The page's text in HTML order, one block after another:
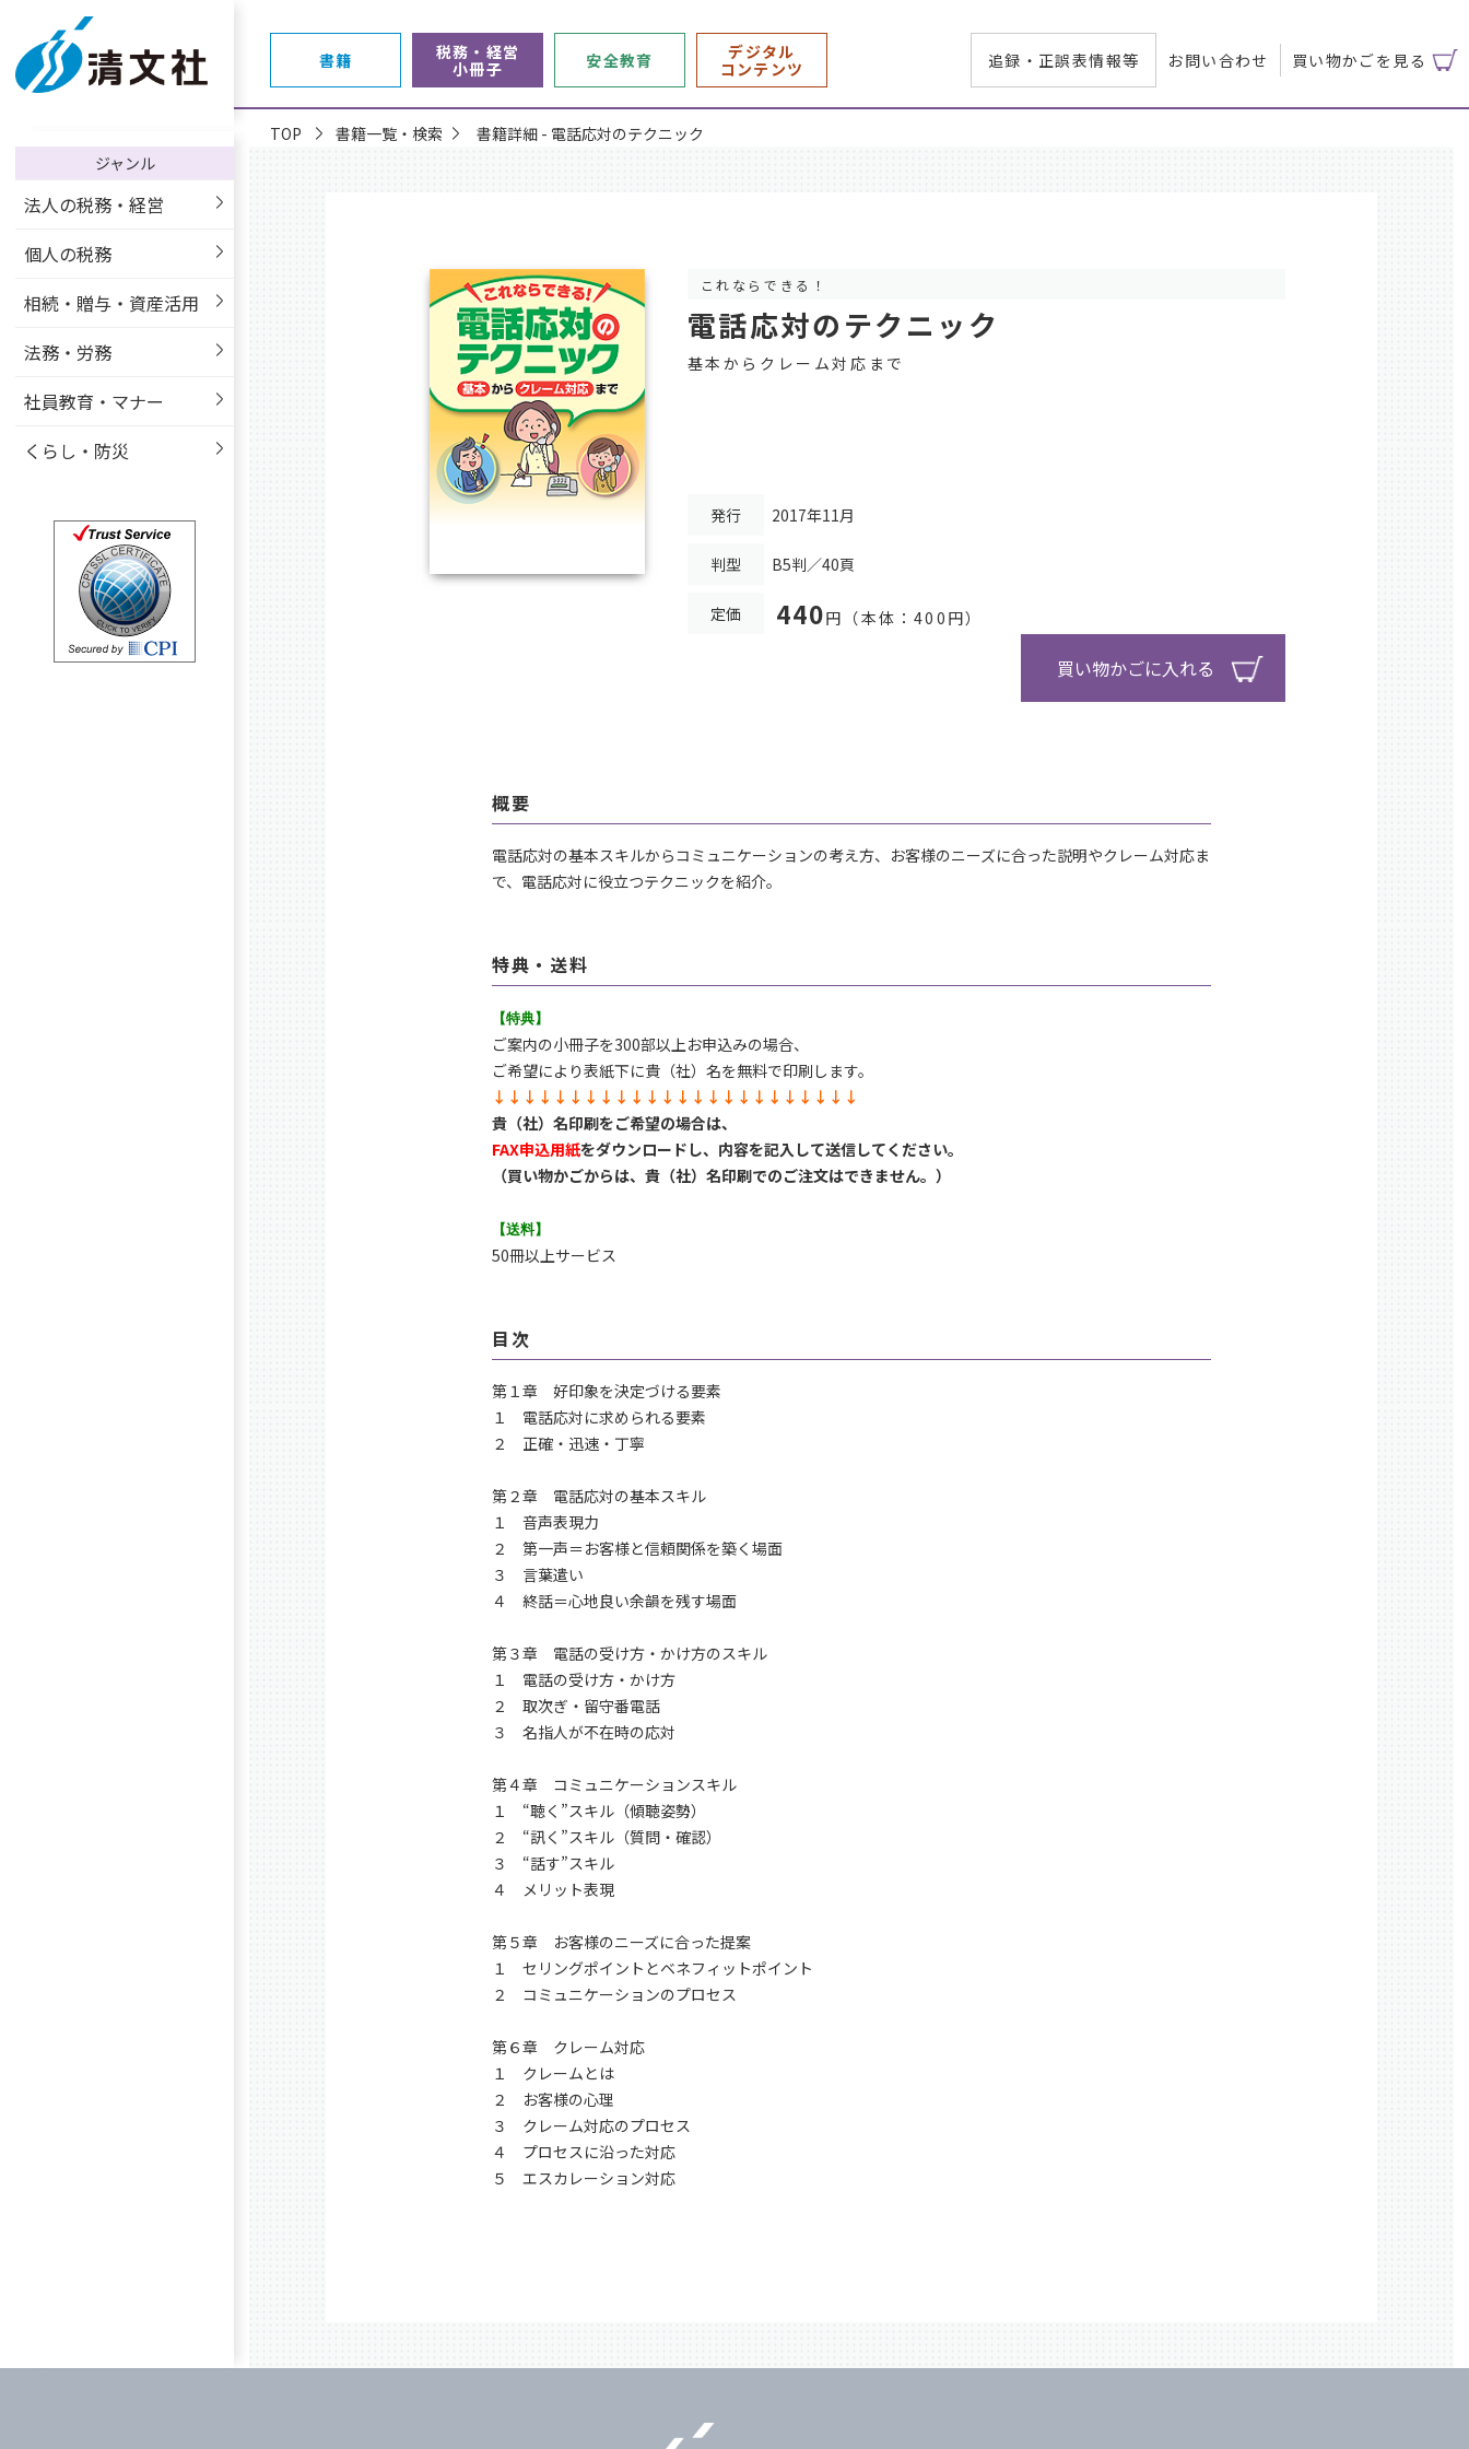
書籍
税務・経営
小冊子
安全教育
デジタル
コンテンツ
追録・正誤表情報等 お問い合わせ 買い物かごを見る
ジャンル
法人の税務・経営
個人の税務
相続・贈与・資産活用
法務・労務
社員教育・マナー
くらし・防災
TOP 書籍一覧・検索 書籍詳細 - 電話応対のテクニック
これならできる！
電話応対のテクニック
基本からクレーム対応まで
発行 2017年11月
判型 B5判／40頁
定価 440円 （本体：400円）
買い物かごに入れる
概要
電話応対の基本スキルからコミュニケーションの考え方、お客様のニーズに合った説明やクレーム対応ま
で、電話応対に役立つテクニックを紹介。
特典・送料
【特典】
ご案内の小冊子を300部以上お申込みの場合、
ご希望により表紙下に貴（社）名を無料で印刷します。
↓↓↓↓↓↓↓↓↓↓↓↓↓↓↓↓↓↓↓↓↓↓↓↓
貴（社）名印刷をご希望の場合は、
FAX申込用紙をダウンロードし、内容を記入して送信してください。
（買い物かごからは、貴（社）名印刷でのご注文はできません。）
【送料】
50冊以上サービス
目次
第１章 好印象を決定づける要素
１ 電話応対に求められる要素
２ 正確・迅速・丁寧
第２章 電話応対の基本スキル
１ 音声表現力
２ 第一声＝お客様と信頼関係を築く場面
３ 言葉遣い
４ 終話＝心地良い余韻を残す場面
第３章 電話の受け方・かけ方のスキル
１ 電話の受け方・かけ方
２ 取次ぎ・留守番電話
３ 名指人が不在時の応対
第４章 コミュニケーションスキル
１ “聴く”スキル（傾聴姿勢）
２ “訊く”スキル（質問・確認）
３ “話す”スキル
４ メリット表現
第５章 お客様のニーズに合った提案
１ セリングポイントとベネフィットポイント
２ コミュニケーションのプロセス
第６章 クレーム対応
１ クレームとは
２ お客様の心理
３ クレーム対応のプロセス
４ プロセスに沿った対応
５ エスカレーション対応